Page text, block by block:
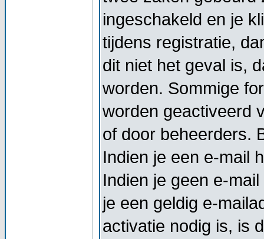
ingeschakeld en je
tijdens registratie,
dit niet het geval is,
worden. Sommige
worden geactiveerd
of door beheerders.
Indien je een e-mail
Indien je geen e-
je een geldig e-
activatie nodig is, is